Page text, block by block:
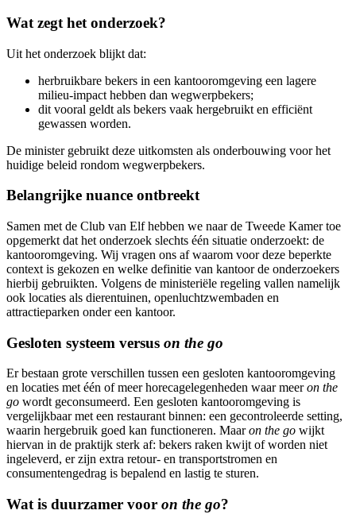
Wat zegt het onderzoek?
Uit het onderzoek blijkt dat:
herbruikbare bekers in een kantooromgeving een lagere
milieu-impact hebben dan wegwerpbekers;
dit vooral geldt als bekers vaak hergebruikt en efficiënt
gewassen worden.
De minister gebruikt deze uitkomsten als onderbouwing voor het
huidige beleid rondom wegwerpbekers.
Belangrijke nuance ontbreekt
Samen met de Club van Elf hebben we naar de Tweede Kamer toe
opgemerkt dat het onderzoek slechts één situatie onderzoekt: de
kantooromgeving. Wij vragen ons af waarom voor deze beperkte
context is gekozen en welke definitie van kantoor de onderzoekers
hierbij gebruikten. Volgens de ministeriële regeling vallen namelijk
ook locaties als dierentuinen, openluchtzwembaden en
attractieparken onder een kantoor.
Gesloten systeem versus on the go
Er bestaan grote verschillen tussen een gesloten kantooromgeving
en locaties met één of meer horecagelegenheden waar meeron the
go wordt geconsumeerd. Een gesloten kantooromgeving is
vergelijkbaar met een restaurant binnen: een gecontroleerde setting,
waarin hergebruik goed kan functioneren. Maaron the go wijkt
hiervan in de praktijk sterk af: bekers raken kwijt of worden niet
ingeleverd, er zijn extra retour- en transportstromen en
consumentengedrag is bepalend en lastig te sturen.
Wat is duurzamer voor on the go?